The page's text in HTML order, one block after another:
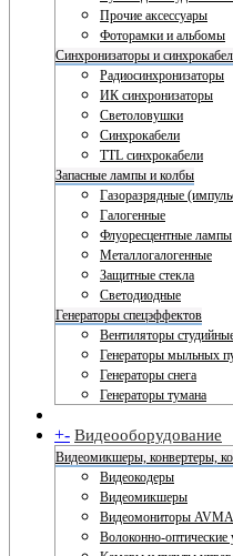
Прочие аксессуары
Фоторамки и альбомы
Синхронизаторы и
Радиосинхронизаторы
ИК синхронизаторы
Светоловушки
Синхрокабели
TTL синхрокабели
Запасные лампы и колбы
Газоразрядные
Галогенные
Флуоресцентные лампы
Металлогалогенные
Защитные стекла
Светодиодные
Генераторы спецэффектов
Вентиляторы
Генераторы мыльных
Генераторы снега
Генераторы тумана
+- Видеооборудование
Видеомикшеры, конвертеры,
Видеокодеры
Видеомикшеры
Видеомониторы
Волоконно-оптические